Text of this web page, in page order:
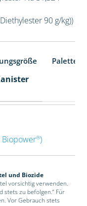
90 g/kg))
®)
und Biozide
vorsichtig verwenden.
stets zu befolgen.“ Für
Vor Gebrauch stets